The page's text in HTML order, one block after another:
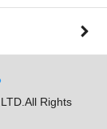
Rights